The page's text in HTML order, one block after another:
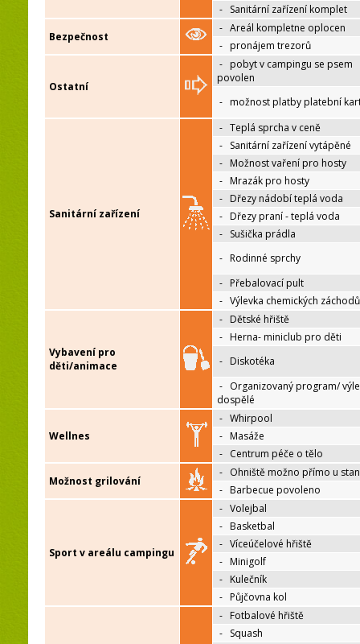
- Sanitární zařízení komplet
Bezpečnost
- Areál kompletne oplocen
- pronájem trezorů
Ostatní
- pobyt v campingu se psem
povolen
- možnost platby platební
Sanitární zařízení
- Teplá sprcha v ceně
- Sanitární zařízení vytápěné
- Možnost vaření pro hosty
- Mrazák pro hosty
- Dřezy nádobí teplá voda
- Dřezy praní - teplá voda
- Sušička prádla
- Rodinné sprchy
- Přebalovací pult
- Výlevka chemických záchodů
Vybavení pro
děti/animace
- Dětské hřiště
- Herna- miniclub pro děti
- Diskotéka
- Organizovaný program/
dospělé
Wellnes
- Whirpool
- Masáže
- Centrum péče o tělo
Možnost grilování
- Ohniště možno přímo u
- Barbecue povoleno
Sport v areálu campingu
- Volejbal
- Basketbal
- Víceúčelové hřiště
- Minigolf
- Kulečník
- Půjčovna kol
- Fotbalové hřiště
- Squash